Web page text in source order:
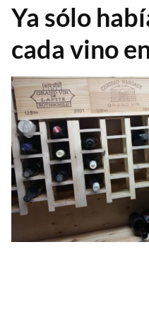
Ya sólo
cada vino